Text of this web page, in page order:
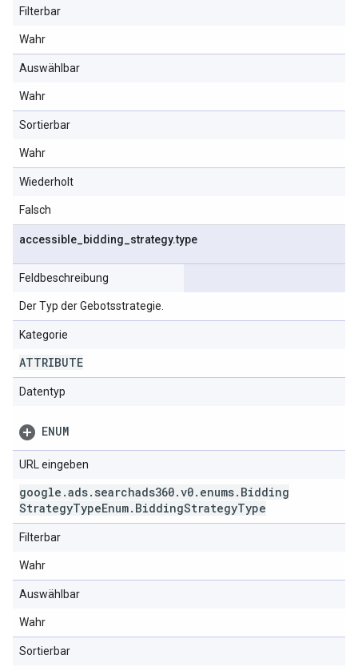
Filterbar
Wahr
Auswählbar
Wahr
Sortierbar
Wahr
Wiederholt
Falsch
accessible bidding strategy.type
Feldbeschreibung
Der Typ der Gebotsstrategie.
Kategorie
ATTRIBUTE
Datentyp
ENUM
URL eingeben
google .ads. searchads360.v0. enums. Bidding
StrategyTypeEnum. BiddingStrategyType
Filterbar
Wahr
Auswählbar
Wahr
Sortierbar